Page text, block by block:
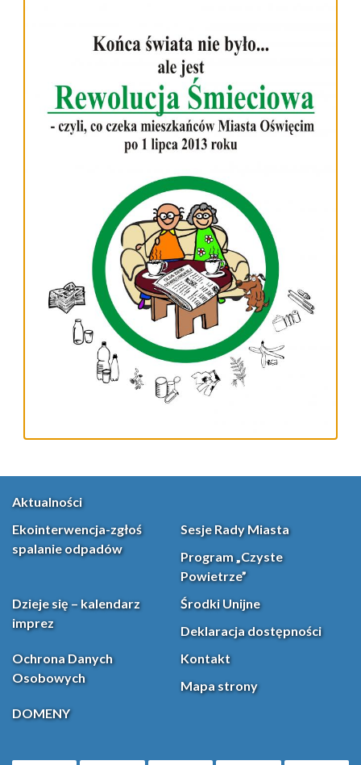
Aktualności
Ekointerwencja-zgłoś
spalanie odpadów
Sesje Rady Miasta
Program „Czyste
Powietrze”
Dzieje się – kalendarz
imprez
Środki Unijne
Deklaracja dostępności
Ochrona Danych
Osobowych
Kontakt
Mapa strony
DOMENY